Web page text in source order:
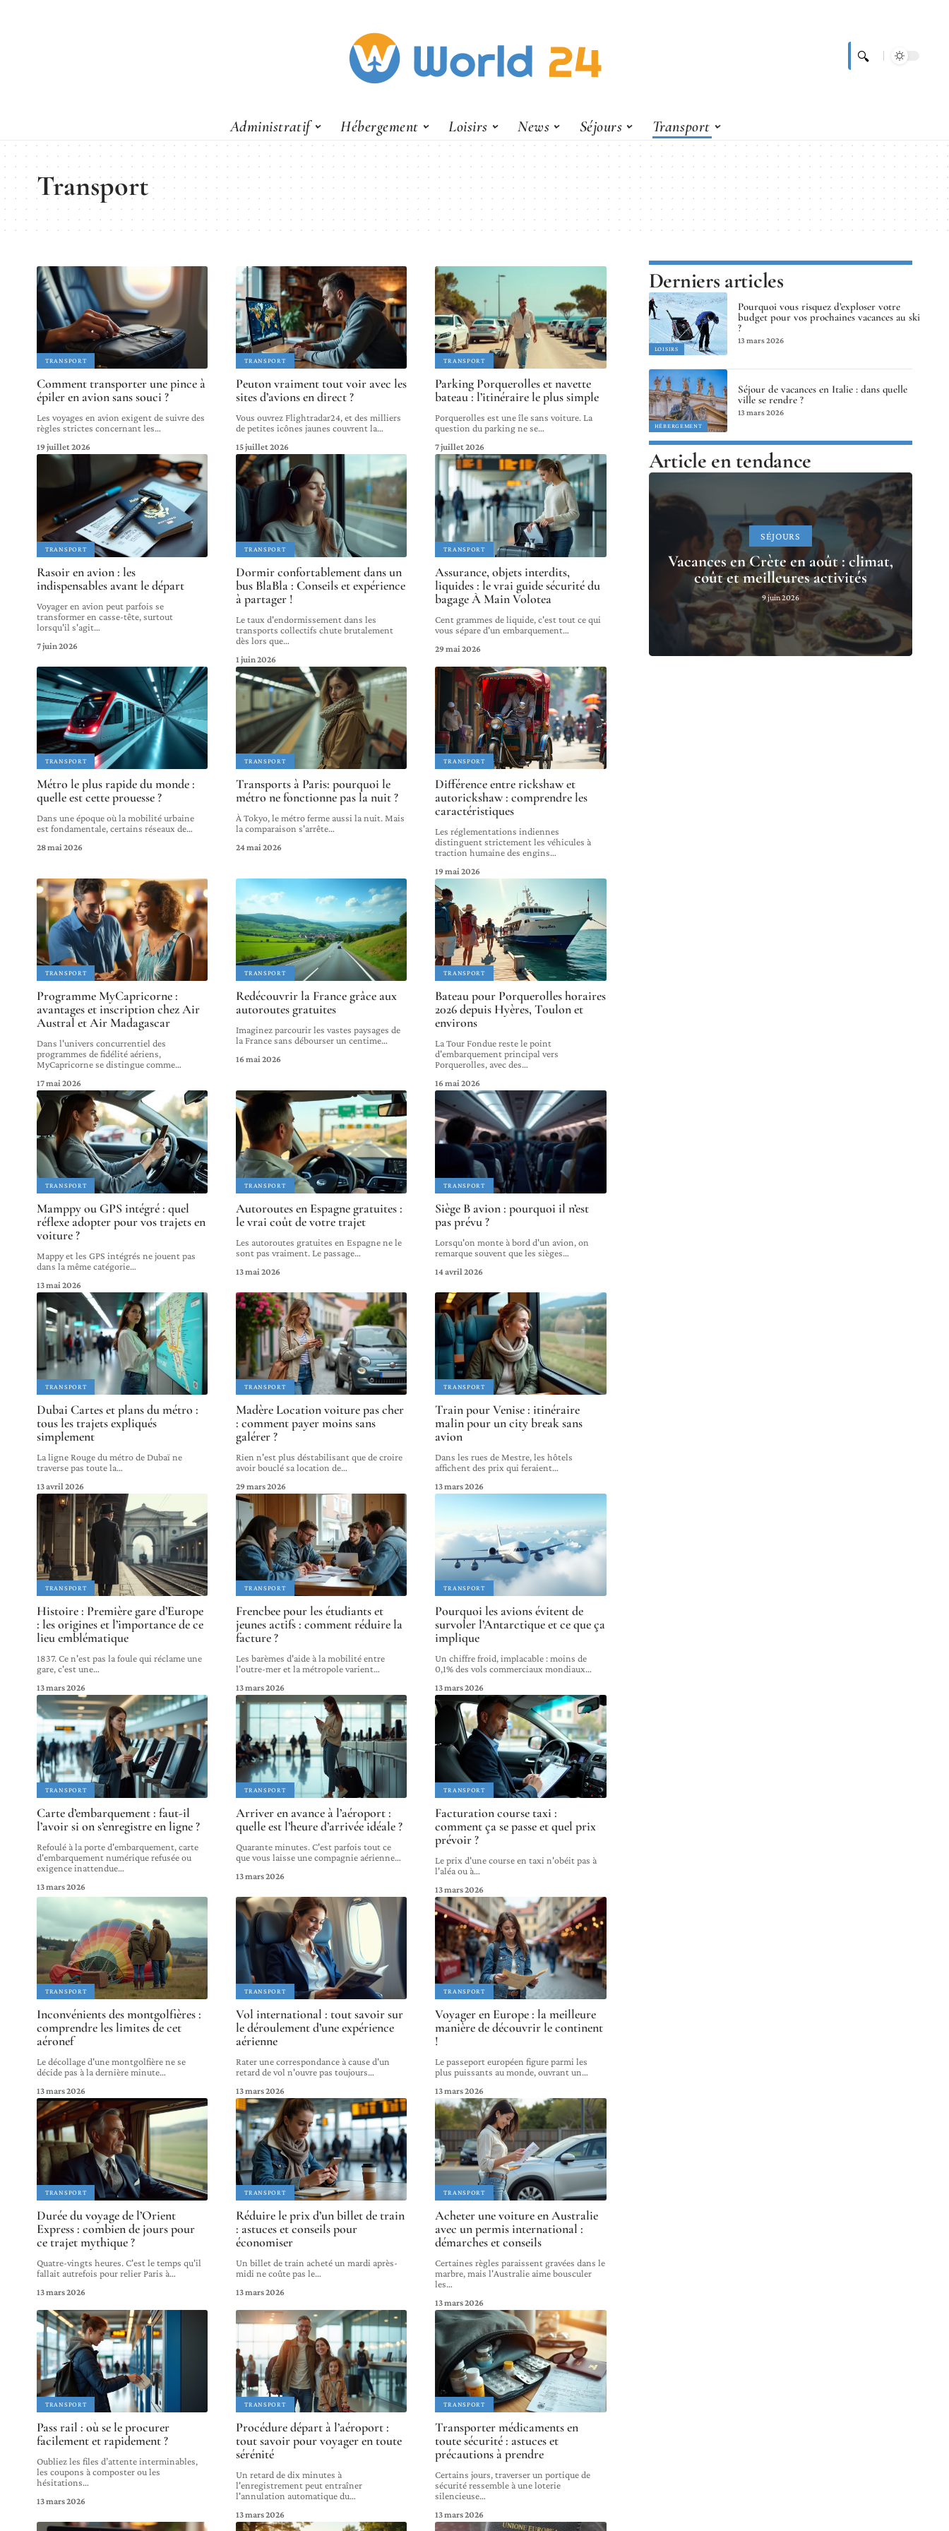
Administratif Hébergement Loisirs News Séjours Transport
Transport
TRANSPORT
Comment transporter une pince à
épiler en avion sans souci ?
Les voyages en avion exigent de suivre des
règles strictes concernant les…
19 juillet 2026
TRANSPORT
Peuton vraiment tout voir avec les
sites d’avions en direct ?
Vous ouvrez Flightradar24, et des milliers
de petites icônes jaunes couvrent la…
15 juillet 2026
TRANSPORT
Parking Porquerolles et navette
bateau : l’itinéraire le plus simple
Porquerolles est une île sans voiture. La
question du parking ne se…
7 juillet 2026
TRANSPORT
Rasoir en avion : les
indispensables avant le départ
Voyager en avion peut parfois se
transformer en casse-tête, surtout
lorsqu'il s'agit…
7 juin 2026
TRANSPORT
Dormir confortablement dans un
bus BlaBla : Conseils et expérience
à partager !
Le taux d'endormissement dans les
transports collectifs chute brutalement
dès lors que…
1 juin 2026
TRANSPORT
Assurance, objets interdits,
liquides : le vrai guide sécurité du
bagage À Main Volotea
Cent grammes de liquide, c'est tout ce qui
vous sépare d'un embarquement…
29 mai 2026
TRANSPORT
Métro le plus rapide du monde :
quelle est cette prouesse ?
Dans une époque où la mobilité urbaine
est fondamentale, certains réseaux de…
28 mai 2026
TRANSPORT
Transports à Paris: pourquoi le
métro ne fonctionne pas la nuit ?
À Tokyo, le métro ferme aussi la nuit. Mais
la comparaison s'arrête…
24 mai 2026
TRANSPORT
Différence entre rickshaw et
autorickshaw : comprendre les
caractéristiques
Les réglementations indiennes
distinguent strictement les véhicules à
traction humaine des engins…
19 mai 2026
TRANSPORT
Programme MyCapricorne :
avantages et inscription chez Air
Austral et Air Madagascar
Dans l'univers concurrentiel des
programmes de fidélité aériens,
MyCapricorne se distingue comme…
17 mai 2026
TRANSPORT
Redécouvrir la France grâce aux
autoroutes gratuites
Imaginez parcourir les vastes paysages de
la France sans débourser un centime…
16 mai 2026
TRANSPORT
Bateau pour Porquerolles horaires
2026 depuis Hyères, Toulon et
environs
La Tour Fondue reste le point
d'embarquement principal vers
Porquerolles, avec des…
16 mai 2026
TRANSPORT
Mamppy ou GPS intégré : quel
réflexe adopter pour vos trajets en
voiture ?
Mappy et les GPS intégrés ne jouent pas
dans la même catégorie…
13 mai 2026
TRANSPORT
Autoroutes en Espagne gratuites :
le vrai coût de votre trajet
Les autoroutes gratuites en Espagne ne le
sont pas vraiment. Le passage…
13 mai 2026
TRANSPORT
Siège B avion : pourquoi il n’est
pas prévu ?
Lorsqu'on monte à bord d'un avion, on
remarque souvent que les sièges…
14 avril 2026
TRANSPORT
Dubai Cartes et plans du métro :
tous les trajets expliqués
simplement
La ligne Rouge du métro de Dubaï ne
traverse pas toute la…
13 avril 2026
TRANSPORT
Madère Location voiture pas cher
: comment payer moins sans
galérer ?
Rien n'est plus déstabilisant que de croire
avoir bouclé sa location de…
29 mars 2026
TRANSPORT
Train pour Venise : itinéraire
malin pour un city break sans
avion
Dans les rues de Mestre, les hôtels
affichent des prix qui feraient…
13 mars 2026
TRANSPORT
Histoire : Première gare d’Europe
: les origines et l’importance de ce
lieu emblématique
1837. Ce n'est pas la foule qui réclame une
gare, c'est une…
13 mars 2026
TRANSPORT
Frencbee pour les étudiants et
jeunes actifs : comment réduire la
facture ?
Les barèmes d'aide à la mobilité entre
l'outre-mer et la métropole varient…
13 mars 2026
TRANSPORT
Pourquoi les avions évitent de
survoler l’Antarctique et ce que ça
implique
Un chiffre froid, implacable : moins de
0,1% des vols commerciaux mondiaux…
13 mars 2026
TRANSPORT
Carte d’embarquement : faut-il
l’avoir si on s’enregistre en ligne ?
Refoulé à la porte d'embarquement, carte
d'embarquement numérique refusée ou
exigence inattendue…
13 mars 2026
TRANSPORT
Arriver en avance à l’aéroport :
quelle est l’heure d’arrivée idéale ?
Quarante minutes. C'est parfois tout ce
que vous laisse une compagnie aérienne…
13 mars 2026
TRANSPORT
Facturation course taxi :
comment ça se passe et quel prix
prévoir ?
Le prix d'une course en taxi n'obéit pas à
l'aléa ou à…
13 mars 2026
TRANSPORT
Inconvénients des montgolfières :
comprendre les limites de cet
aéronef
Le décollage d'une montgolfière ne se
décide pas à la dernière minute…
13 mars 2026
TRANSPORT
Vol international : tout savoir sur
le déroulement d’une expérience
aérienne
Rater une correspondance à cause d'un
retard de vol n'ouvre pas toujours…
13 mars 2026
TRANSPORT
Voyager en Europe : la meilleure
manière de découvrir le continent
!
Le passeport européen figure parmi les
plus puissants au monde, ouvrant un…
13 mars 2026
TRANSPORT
Durée du voyage de l’Orient
Express : combien de jours pour
ce trajet mythique ?
Quatre-vingts heures. C'est le temps qu'il
fallait autrefois pour relier Paris à…
13 mars 2026
TRANSPORT
Réduire le prix d’un billet de train
: astuces et conseils pour
économiser
Un billet de train acheté un mardi après-
midi ne coûte pas le…
13 mars 2026
TRANSPORT
Acheter une voiture en Australie
avec un permis international :
démarches et conseils
Certaines règles paraissent gravées dans le
marbre, mais l'Australie aime bousculer
les…
13 mars 2026
TRANSPORT
Pass rail : où se le procurer
facilement et rapidement ?
Oubliez les files d’attente interminables,
les coupons à composter ou les
hésitations…
13 mars 2026
TRANSPORT
Procédure départ à l’aéroport :
tout savoir pour voyager en toute
sérénité
Un retard de dix minutes à
l'enregistrement peut entraîner
l'annulation automatique du…
13 mars 2026
TRANSPORT
Transporter médicaments en
toute sécurité : astuces et
précautions à prendre
Certains jours, traverser un portique de
sécurité ressemble à une loterie
silencieuse…
13 mars 2026
Derniers articles
LOISIRS
Pourquoi vous risquez d’exploser votre
budget pour vos prochaines vacances au ski
?
13 mars 2026
HÉBERGEMENT
Séjour de vacances en Italie : dans quelle
ville se rendre ?
13 mars 2026
Article en tendance
SÉJOURS
Vacances en Crète en août : climat,
coût et meilleures activités
9 juin 2026